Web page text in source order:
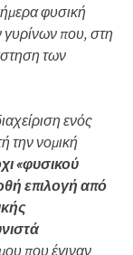
φυσική
γυρίνων που, στη
των
ενός
την νομική
«φυσικού
επιλογή από
που έγιναν